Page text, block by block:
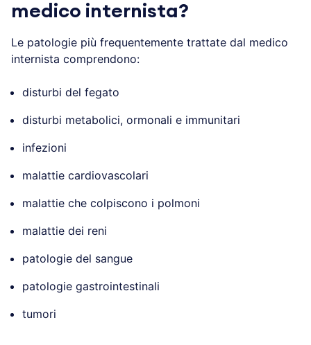
medico internista?
Le patologie più frequentemente trattate dal medico
internista comprendono:
disturbi del fegato
disturbi metabolici, ormonali e immunitari
infezioni
malattie cardiovascolari
malattie che colpiscono i polmoni
malattie dei reni
patologie del sangue
patologie gastrointestinali
tumori